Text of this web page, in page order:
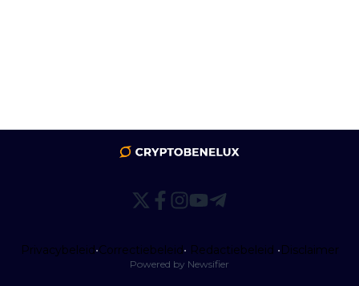
Privacybeleid•Correctiebeleid• Redactiebeleid •Disclaimer
Powered by Newsifier